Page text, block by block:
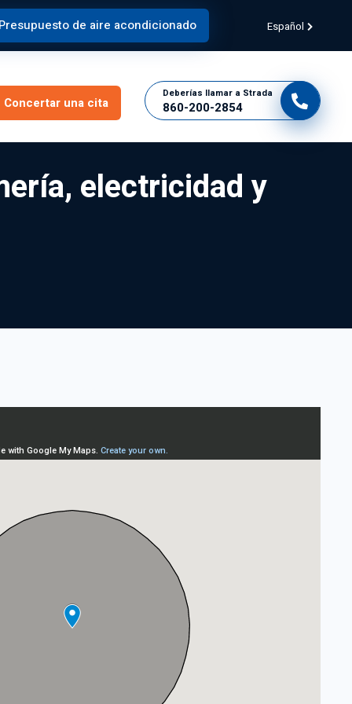
de aire acondicionado Español
Concertar una cita
Deberías llamar a Strada
860-200-2854
electricidad y